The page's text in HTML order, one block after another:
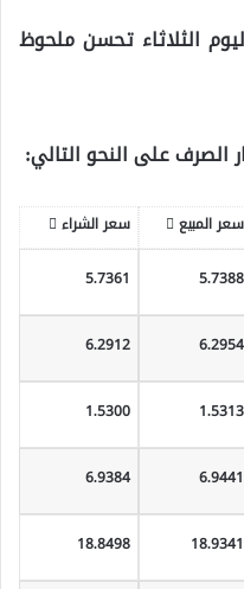
الثلاثاء تحسن ملحوظ
الصرف على النحو التالي:
سعر المبيع سعر الشراء
5.7388
5.7361
6.2954
6.2912
1.5313
1.5300
6.9441
6.9384
18.9341
18.8498